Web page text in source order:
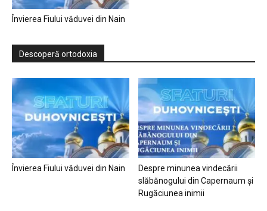
Învierea Fiului văduvei din Nain
Descoperă ortodoxia
Învierea Fiului văduvei din Nain
Despre minunea vindecării
slăbănogului din Capernaum și
Rugăciunea inimii